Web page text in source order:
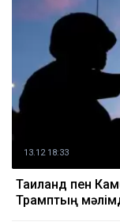
13.12 18:33
Таиланд пен
Трамптың